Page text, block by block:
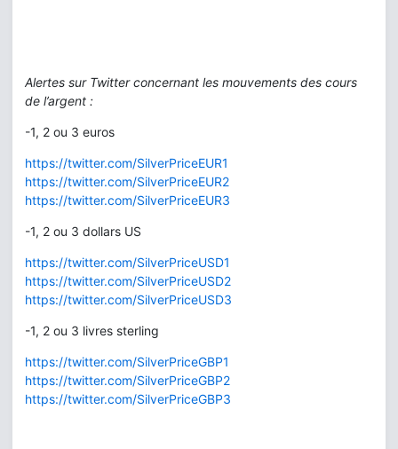
Alertes sur Twitter concernant les mouvements des cours
de l’argent :
-1, 2 ou 3 euros
https://twitter.com/SilverPriceEUR1
https://twitter.com/SilverPriceEUR2
https://twitter.com/SilverPriceEUR3
-1, 2 ou 3 dollars US
https://twitter.com/SilverPriceUSD1
https://twitter.com/SilverPriceUSD2
https://twitter.com/SilverPriceUSD3
-1, 2 ou 3 livres sterling
https://twitter.com/SilverPriceGBP1
https://twitter.com/SilverPriceGBP2
https://twitter.com/SilverPriceGBP3